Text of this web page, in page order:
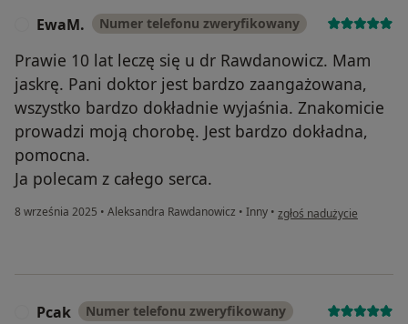
EwaM. Numer telefonu zweryfikowany
Prawie 10 lat leczę się u dr Rawdanowicz. Mam
jaskrę. Pani doktor jest bardzo zaangażowana,
wszystko bardzo dokładnie wyjaśnia. Znakomicie
prowadzi moją chorobę. Jest bardzo dokładna,
pomocna.
Ja polecam z całego serca.
8 września 2025 • Aleksandra Rawdanowicz • Inny • w opinii użytkownika
zgłoś nadużycie
Pcak Numer telefonu zweryfikowany